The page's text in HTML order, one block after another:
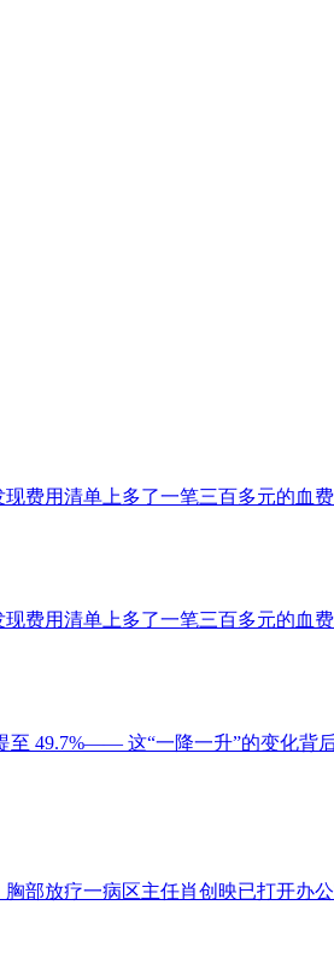
费用清单上多了一笔三百多元的血费
费用清单上多了一笔三百多元的血费
49.7%—— 这“一降一升”的变化背
部放疗一病区主任肖创映已打开办